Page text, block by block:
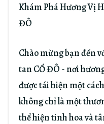
Khám Phá Hương Vị
ĐÔ
Chào mừng bạn đến
tan CỐ ĐÔ - nơi
được tái hiện một
không chỉ là một
thể hiện tinh hoa và